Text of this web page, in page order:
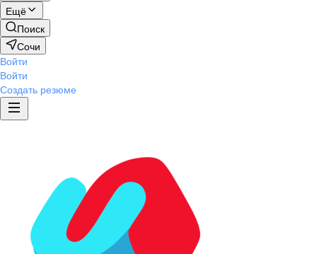
Ещё
Поиск
Сочи
Войти
Войти
Создать резюме